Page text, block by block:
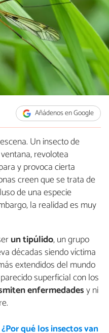
Añádenos en Google
Un insecto de
revolotea
y provoca cierta
creen que se trata de
de una especie
la realidad es muy
un tipúlido, un grupo
décadas siendo víctima
extendidos del mundo
superficial con los
enfermedadesy ni
¿Por qué los insectos van